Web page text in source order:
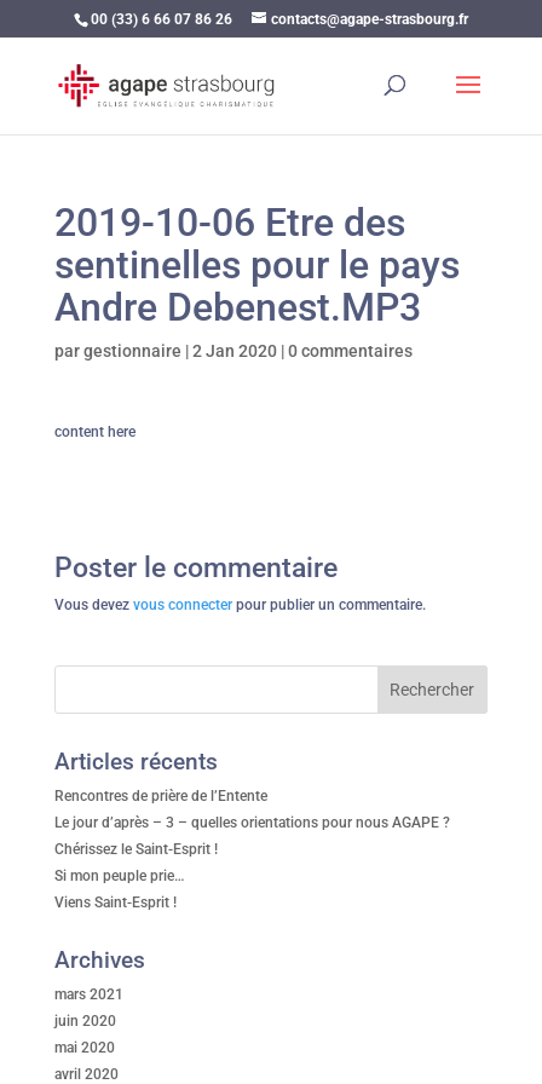
00 (33) 6 66 07 86 26 contacts@agape-strasbourg.fr
2019-10-06 Etre des
sentinelles pour le pays
Andre Debenest.MP3
pargestionnaire |2 Jan 2020|0 commentaires
content here
Poster le commentaire
Vous devez vous connecterpour publier un commentaire.
Articles récents
Rencontres de prière de l’Entente
Le jour d’après – 3 – quelles orientations pour nous AGAPE ?
Chérissez le Saint-Esprit !
Si mon peuple prie…
Viens Saint-Esprit !
Archives
mars 2021
juin 2020
mai 2020
avril 2020